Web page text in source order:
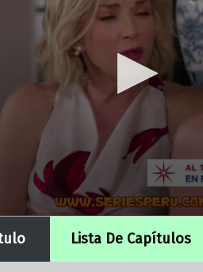
Lista De Capítulos